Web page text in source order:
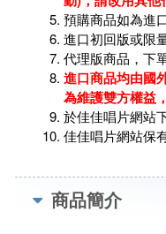
預購商品如為進
進口初回版或限
代理版商品，下
進口商品均由國
為維護雙方權益
於佳佳唱片網站
佳佳唱片網站保
商品簡介